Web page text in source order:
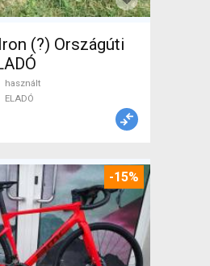
(?) Országúti
használt
ELADÓ
-15%